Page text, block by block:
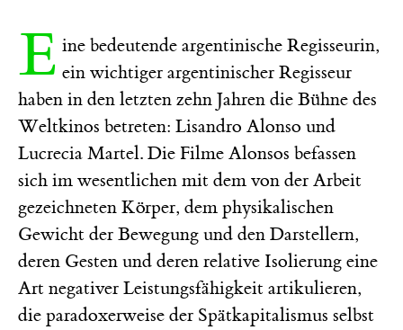
E ine bedeutende argentinische Regisseurin,
ein wichtiger argentinischer Regisseur
haben in den letzten zehn Jahren die Bühne des
Weltkinos betreten: Lisandro Alonso und
Lucrecia Martel. Die Filme Alonsos befassen
sich im wesentlichen mit dem von der Arbeit
gezeichneten Körper, dem physikalischen
Gewicht der Bewegung und den Darstellern,
deren Gesten und deren relative Isolierung eine
Art negativer Leistungsfähigkeit artikulieren,
die paradoxerweise der Spätkapitalismus selbst